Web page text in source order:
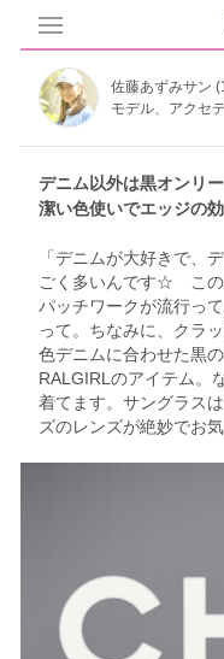
佐藤あずみサン
モデル、アクセ
デニム以外は黒オンリー
潔い色使いでエッジの
「デニムが大好きで、
ごく多いんです☆ この
パッチワークが流行っ
って。ちなみに、クラ
色デニムに合わせた黒
RALGIRLのアイテム。
着てます。サングラス
ズのレンズが絶妙でお